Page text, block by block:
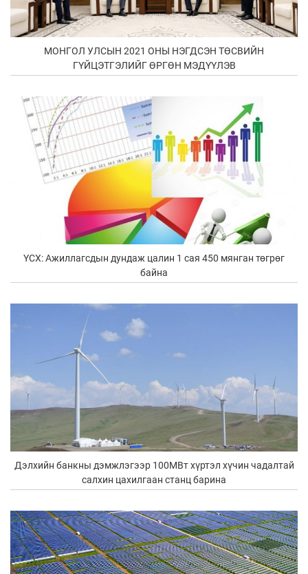
МОНГОЛ УЛСЫН 2021 ОНЫ НЭГДСЭН ТӨСВИЙН
ГҮЙЦЭТГЭЛИЙГ ӨРГӨН МЭДҮҮЛЭВ
ҮСХ: Ажиллагсдын дундаж цалин 1 сая 450 мянган төгрөг
байна
Дэлхийн банкны дэмжлэгээр 100МВт хүртэл хүчин чадалтай
салхин цахилгаан станц барина